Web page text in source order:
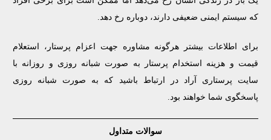
که سیستم ایمنی ضعیفی دارند، دوباره رخ دهد.
برای اطلاعات بیشتر هرگونه مشاوره جهت اعزام پرستار، استعلام
قیمت و هزینه استخدام پرستار به صورت شبانه روزی و روزانه با
سایت پرستاری آراد در ارتباط باشید که به صورت شبانه روزی
پاسخگوی شما خواهند بود.
سوالات متداول